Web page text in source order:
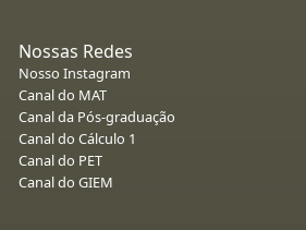
Nossas Redes
Nosso Instagram
Canal do MAT
Canal da Pós-graduação
Canal do Cálculo 1
Canal do PET
Canal do GIEM